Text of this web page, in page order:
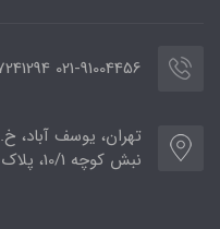
021-91004456 09307241294
تهران، یوسف آباد،
نبش کوچه 10/1، پلاک 143، واحد 1